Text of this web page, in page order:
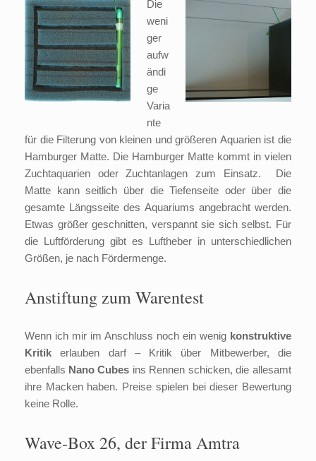
Die
weni
ger
aufw
ändi
ge
Varia
nte
für die Filterung von kleinen und größeren Aquarien ist die
Hamburger Matte. Die Hamburger Matte kommt in vielen
Zuchtaquarien oder Zuchtanlagen zum Einsatz. Die
Matte kann seitlich über die Tiefenseite oder über die
gesamte Längsseite des Aquariums angebracht werden.
Etwas größer geschnitten, verspannt sie sich selbst. Für
die Luftförderung gibt es Luftheber in unterschiedlichen
Größen, je nach Fördermenge.
Anstiftung zum Warentest
Wenn ich mir im Anschluss noch ein wenig konstruktive
Kritik erlauben darf – Kritik über Mitbewerber, die
ebenfalls Nano Cubes ins Rennen schicken, die allesamt
ihre Macken haben. Preise spielen bei dieser Bewertung
keine Rolle.
Wave-Box 26, der Firma Amtra